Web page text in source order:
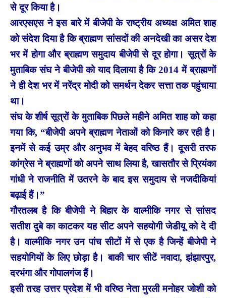
से दूर किया है।
आरएसएस ने इस बारे में बीजेपी के राष्ट्रीय अध्यक्ष अमित शाह
को संदेश दिया है कि ब्राह्मण सांसदों की अनदेखी का असर देश
भर में होगा और ब्राह्मण समुदाय बीजेपी से दूर होगा। सूत्रों के
मुताबिक संघ ने बीजेपी को याद दिलाया है कि 2014 में ब्राह्मणों
ने ही देश भर में नरेंद्र मोदी को समर्थन देकर सत्ता तक पहुंचाया
था।
संघ के शीर्ष सूत्रों के मुताबिक पिछले महीने अमित शाह को कहा
गया कि, “बीजेपी अपने ब्राह्मण नेताओं को किनारे कर रही है।
इनमें से कई उम्र और अनुभव में बेहद वरिष्ठ हैं। दूसरी तरफ
कांग्रेस ने ब्राह्मणों को अपने साथ लिया है, खासतौर से प्रियंका
गांधी ने राजनीति में उतरने के बाद इस समुदाय से नजदीकियां
बढ़ाई हैं।”
गौरतलब है कि बीजेपी ने बिहार के वाल्मीकि नगर से सांसद
सतीश दुबे का काटकर यह सीट अपने सहयोगी जेडीयू को दे दी
है। वाल्मीकि नगर उन पांच सीटों में से एक है जिन्हें बीजेपी ने
सहयोगियों के लिए छोड़ा है। बाकी चार सीटें नवादा, झंझारपुर,
दरभंगा और गोपालगंज हैं।
इसी तरह उत्तर प्रदेश में भी वरिष्ठ नेता मुरली मनोहर जोशी को